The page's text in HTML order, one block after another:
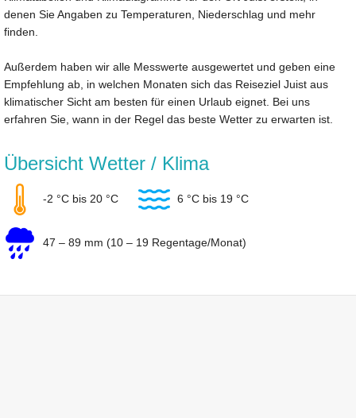
denen Sie Angaben zu Temperaturen, Niederschlag und mehr
finden.
Außerdem haben wir alle Messwerte ausgewertet und geben eine
Empfehlung ab, in welchen Monaten sich das Reiseziel Juist aus
klimatischer Sicht am besten für einen Urlaub eignet. Bei uns
erfahren Sie, wann in der Regel das beste Wetter zu erwarten ist.
Übersicht Wetter / Klima
-2 °C bis 20 °C 6 °C bis 19 °C
47 – 89 mm (10 – 19 Regentage/Monat)